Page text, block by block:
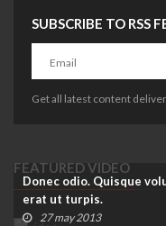
SUBSCRIBE TO RSS
Get all latest content
FEATURED VIDEO
Donec odio. Quisque
erat ut turpis.
27 may 2013